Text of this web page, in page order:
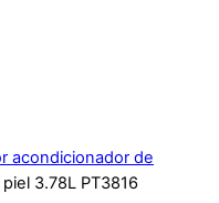
acondicionador de
3.78L PT3816